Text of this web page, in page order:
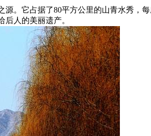
。它占据了80平方公里的山青水秀，
人的美丽遗产。